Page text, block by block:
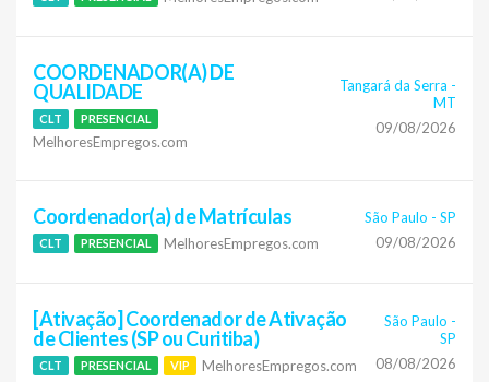
COORDENADOR(A) DE
QUALIDADE
CLT PRESENCIAL
MelhoresEmpregos.com
Tangará da Serra -
MT
09/08/2026
Coordenador(a) de Matrículas
CLT PRESENCIAL MelhoresEmpregos.com
São Paulo - SP
09/08/2026
[Ativação] Coordenador de Ativação
de Clientes (SP ou Curitiba)
CLT PRESENCIAL VIP MelhoresEmpregos.com
São Paulo -
SP
08/08/2026